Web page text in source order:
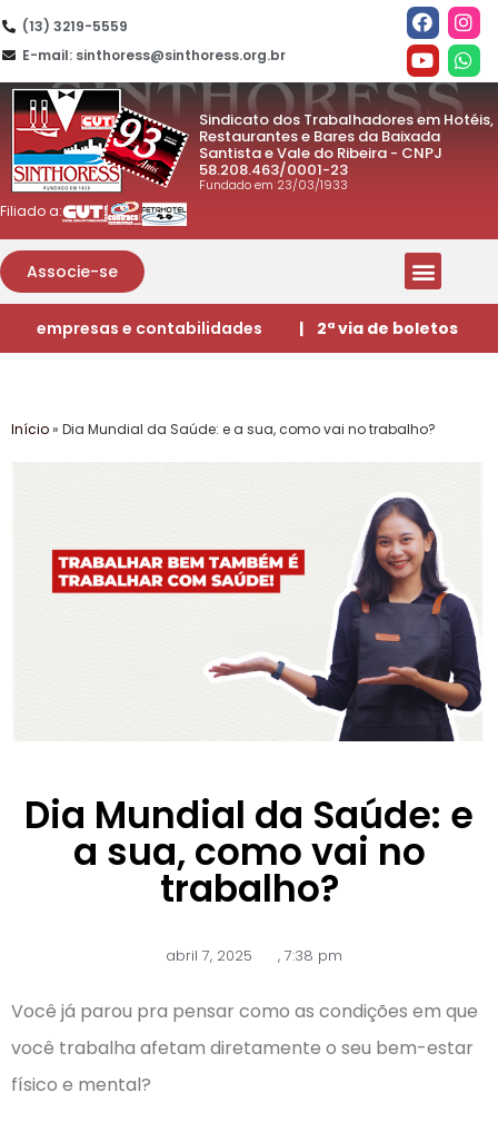
(13) 3219-5559
E-mail: sinthoress@sinthoress.org.br
Sindicato dos Trabalhadores em Hotéis,
Restaurantes e Bares da Baixada
Santista e Vale do Ribeira - CNPJ
58.208.463/0001-23
Fundado em 23/03/1933
Filiado a:
Associe-se
empresas e contabilidades | 2ª via de boletos
Início» Dia Mundial da Saúde: e a sua, como vai no trabalho?
Dia Mundial da Saúde: e
a sua, como vai no
trabalho?
abril 7, 2025 ,7:38 pm
Você já parou pra pensar como as condições em que
você trabalha afetam diretamente o seu bem-estar
físico e mental?